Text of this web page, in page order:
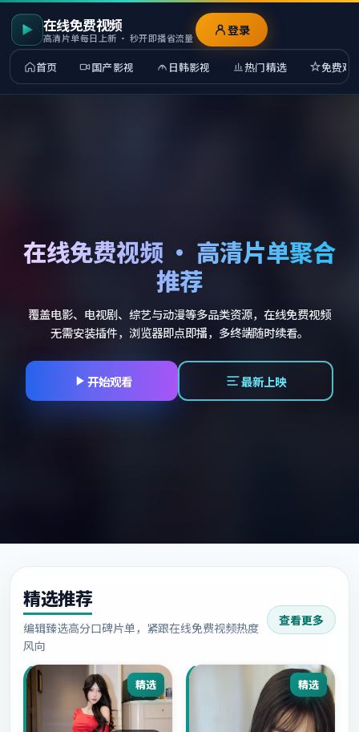
在线免费视频
高清片单每日上新 · 秒开即播省流量
首页 国产影视 日韩影视 热门精选 免费观
登录
在线免费视频 · 高清片单聚合
推荐
覆盖电影、电视剧、综艺与动漫等多品类资源，在线免费视频
无需安装插件，浏览器即点即播，多终端随时续看。
开始观看 最新上映
精选推荐
编辑臻选高分口碑片单，紧跟在线免费视频热度
风向
查看更多
精选 精选